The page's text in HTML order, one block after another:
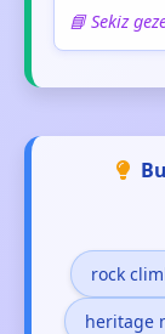
📘 Sekiz
rock
heritage